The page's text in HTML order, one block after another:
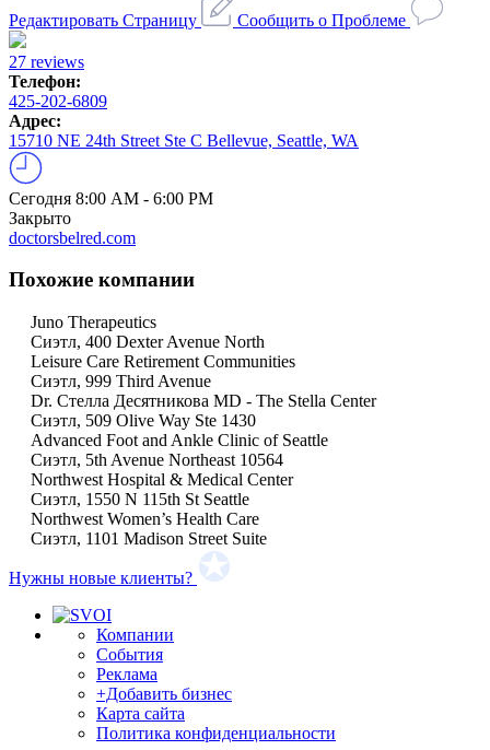
Редактировать Страницу
Сообщить о Проблеме
27 reviews
Телефон:
425-202-6809
Адрес:
15710 NE 24th Street Ste C Bellevue, Seattle, WA
Сегодня 8:00 AM - 6:00 PM
Закрыто
doctorsbelred.com
Похожие компании
Juno Therapeutics
Сиэтл, 400 Dexter Avenue North
Leisure Care Retirement Communities
Сиэтл, 999 Third Avenue
Dr. Стелла Десятникова MD - The Stella Center
Сиэтл, 509 Olive Way Ste 1430
Advanced Foot and Ankle Clinic of Seattle
Сиэтл, 5th Avenue Northeast 10564
Northwest Hospital & Medical Center
Сиэтл, 1550 N 115th St Seattle
Northwest Women’s Health Care
Сиэтл, 1101 Madison Street Suite
Нужны новые клиенты?
Компании
События
Реклама
+Добавить бизнес
Карта сайта
Политика конфиденциальности